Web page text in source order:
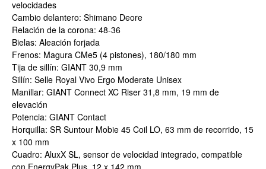
velocidades
Cambio delantero: Shimano Deore
Relación de la corona: 48-36
Bielas: Aleación forjada
Frenos: Magura CMe5 (4 pistones), 180/180 mm
Tija de sillín: GIANT 30,9 mm
Sillín: Selle Royal Vivo Ergo Moderate Unisex
Manillar: GIANT Connect XC Riser 31,8 mm, 19 mm de
elevación
Potencia: GIANT Contact
Horquilla: SR Suntour Mobie 45 Coil LO, 63 mm de recorrido, 15
x 100 mm
Cuadro: AluxX SL, sensor de velocidad integrado, compatible